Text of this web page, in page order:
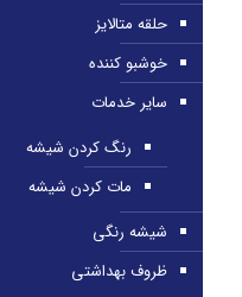
حلقه متالایز
خوشبو کننده
سایر خدمات
رنگ کردن شیشه
مات کردن شیشه
شیشه رنگی
ظروف بهداشتی